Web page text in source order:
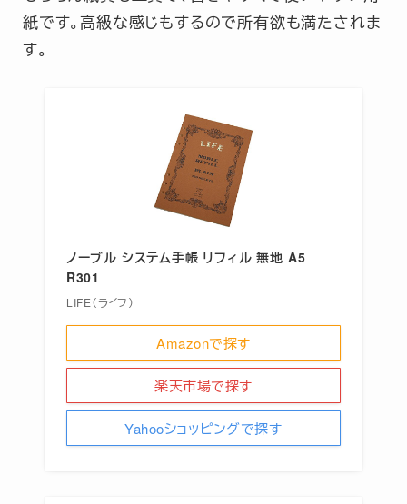
紙です。高級な感じもするので所有欲も満たされま
す。
ノーブル システム手帳 リフィル 無地 A5
R301
LIFE（ライフ）
Amazonで探す
楽天市場で探す
Yahooショッピングで探す